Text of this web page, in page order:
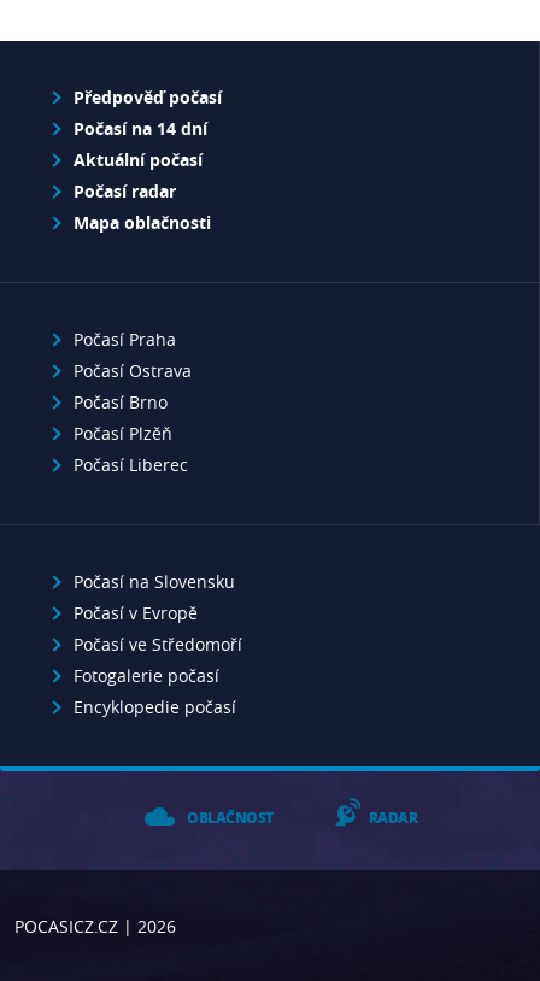
Předpověď počasí
Počasí na 14 dní
Aktuální počasí
Počasí radar
Mapa oblačnosti
Počasí Praha
Počasí Ostrava
Počasí Brno
Počasí Plzěň
Počasí Liberec
Počasí na Slovensku
Počasí v Evropě
Počasí ve Středomoří
Fotogalerie počasí
Encyklopedie počasí
OBLAČNOST RADAR
POCASICZ.CZ| 2026